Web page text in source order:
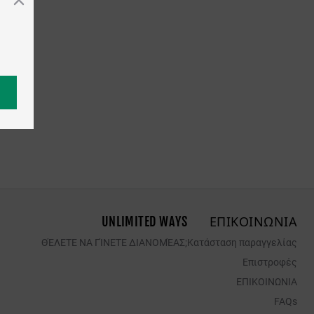
UNLIMITED WAYS
ΘΈΛΕΤΕ ΝΑ ΓΊΝΕΤΕ ΔΙΑΝΟΜΈΑΣ;
ΕΠΙΚΟΙΝΩΝΙΑ
Κατάσταση παραγγελίας
Επιστροφές
ΕΠΙΚΟΙΝΩΝΙΑ
FAQs